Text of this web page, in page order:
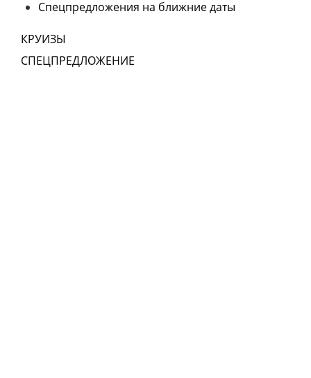
Спецпредложения на ближние даты
КРУИЗЫ
СПЕЦПРЕДЛОЖЕНИЕ